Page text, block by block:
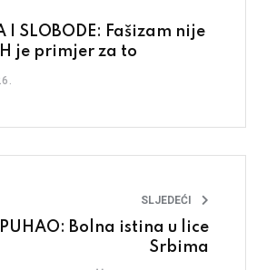
I SLOBODE: Fašizam nije
je primjer za to
SLJEDEĆI
Bolna istina u lice
Srbima